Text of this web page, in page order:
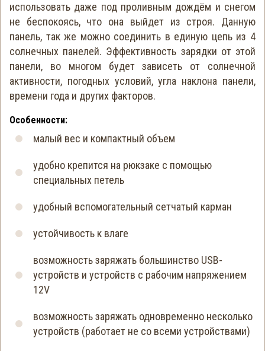
использовать даже под проливным дождём и снегом
не беспокоясь, что она выйдет из строя. Данную
панель, так же можно соединить в единую цепь из 4
солнечных панелей. Эффективность зарядки от этой
панели, во многом будет зависеть от солнечной
активности, погодных условий, угла наклона панели,
времени года и других факторов.
Особенности:
малый вес и компактный объем
удобно крепится на рюкзаке с помощью
специальных петель
удобный вспомогательный сетчатый карман
устойчивость к влаге
возможность заряжать большинство USB-
устройств и устройств с рабочим напряжением
12V
возможность заряжать одновременно несколько
устройств (работает не со всеми устройствами)